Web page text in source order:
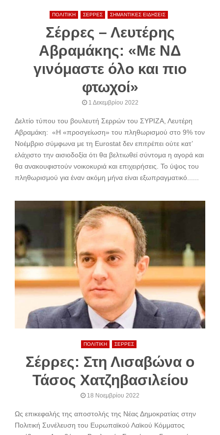
ΠΟΛΙΤΙΚΗ ΣΕΡΡΕΣ ΣΗΜΑΝΤΙΚΕΣ ΕΙΔΗΣΕΙΣ
Σέρρες – Λευτέρης
Αβραμάκης: «Με ΝΔ
γινόμαστε όλο και πιο
φτωχοί»
1 Δεκεμβρίου 2022
Δελτίο τύπου του βουλευτή Σερρών του ΣΥΡΙΖΑ, Λευτέρη
Αβραμάκη: «Η «προσγείωση» του πληθωρισμού στο 9% τον
Νοέμβριο σύμφωνα με τη Eurostat δεν επιτρέπει ούτε κατ’
ελάχιστο την αισιοδοξία ότι θα βελτιωθεί σύντομα η αγορά και
θα ανακουφιστούν νοικοκυριά και επιχειρήσεις. Το ύψος του
πληθωρισμού για έναν ακόμη μήνα είναι εξωπραγματικό......
ΠΟΛΙΤΙΚΗ ΣΕΡΡΕΣ
Σέρρες: Στη Λισαβώνα ο
Τάσος Χατζηβασιλείου
18 Νοεμβρίου 2022
Ως επικεφαλής της αποστολής της Νέας Δημοκρατίας στην
Πολιτική Συνέλευση του Ευρωπαϊκού Λαϊκού Κόμματος